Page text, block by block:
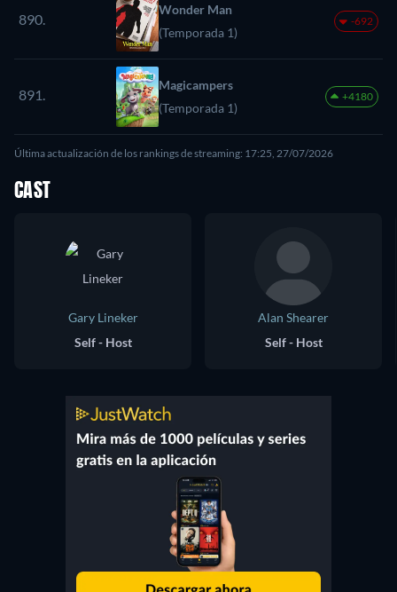
890.
Wonder Man
(Temporada 1)
-692
891.
Magicampers
(Temporada 1)
+4180
Última actualización de los rankings de streaming: 17:25, 27/07/2026
CAST
Gary Lineker
Self - Host
Alan Shearer
Self - Host